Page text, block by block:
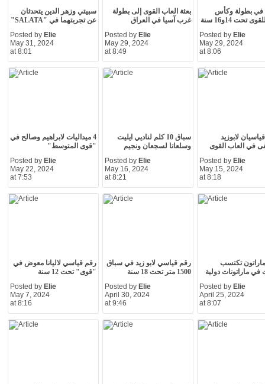
سبيتي وزهر الدين يتحدثان
عن تجربتهما في "SALATA"
Posted by Elie
May 31, 2024
at 8:01
بعثة العاب القوى إلى بطولة
غرب آسيا في العراق
Posted by Elie
May 29, 2024
at 8:49
في بطولة وكأس
تحت 14و16 سنة
Posted by Elie
May 29, 2024
at 8:06
4 ميداليات لابراهيم وصالح في
"قوى المتوسط"
Posted by Elie
May 22, 2024
at 7:53
سباق 10 كلم لناديي ايليت
وسلعاتا لسجعان ونجيم
Posted by Elie
May 16, 2024
at 8:21
لابوزيد
في العاب القوى
Posted by Elie
May 15, 2024
at 8:18
رقم قياسي لاليانا معوض في
"قوى" تحت 12 سنة
Posted by Elie
May 7, 2024
at 8:16
رقم قياسي لابو زيد في سباق
1500 متر تحت 18 سنة
Posted by Elie
April 30, 2024
at 9:46
تكتسب
في ماراتونات دولية
Posted by Elie
April 25, 2024
at 8:07